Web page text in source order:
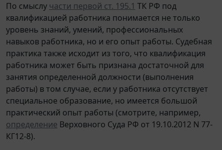
По смыслу части первой ст. 195.1 ТК РФ под
квалификацией работника понимается не только
уровень знаний, умений, профессиональных
навыков работника, но и его опыт работы. Судебная
практика также исходит из того, что квалификация
работника может быть признана достаточной для
занятия определенной должности (выполнения
работы) в том случае, если у работника отсутствует
специальное образование, но имеется большой
практический опыт работы (смотрите, например,
определение Верховного Суда РФ от 19.10.2012 N 77-
КГ12-8).